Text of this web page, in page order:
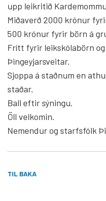
upp leikritið
Miðaverð 2000 krónur
500 krónur fyrir börn á
Frítt fyrir leikskólabörn
Þingeyjarsveitar.
Sjoppa á staðnum en
staðar.
Ball eftir sýningu.
Öll velkomin.
Nemendur og starfsfólk
TIL BAKA